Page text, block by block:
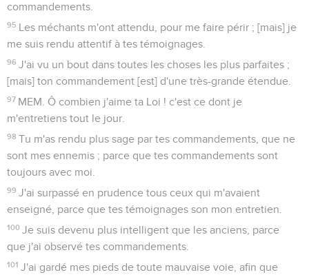
commandements.
95 Les méchants m'ont attendu, pour me faire périr ; [mais] je
me suis rendu attentif à tes témoignages.
96 J'ai vu un bout dans toutes les choses les plus parfaites ;
[mais] ton commandement [est] d'une très-grande étendue.
97 MEM. Ô combien j'aime ta Loi ! c'est ce dont je
m'entretiens tout le jour.
98 Tu m'as rendu plus sage par tes commandements, que ne
sont mes ennemis ; parce que tes commandements sont
toujours avec moi.
99 J'ai surpassé en prudence tous ceux qui m'avaient
enseigné, parce que tes témoignages son mon entretien.
100 Je suis devenu plus intelligent que les anciens, parce
que j'ai observé tes commandements.
101 J'ai gardé mes pieds de toute mauvaise voie, afin que